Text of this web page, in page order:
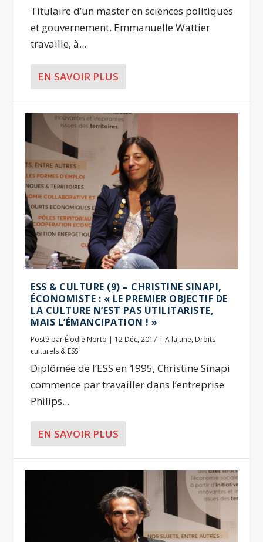
Titulaire d’un master en sciences politiques
et gouvernement, Emmanuelle Wattier
travaille, à...
EN SAVOIR PLUS
ESS & CULTURE (9) – CHRISTINE SINAPI,
ÉCONOMISTE : « LE PREMIER OBJECTIF DE
LA CULTURE N’EST PAS UTILITARISTE,
MAIS L’ÉMANCIPATION ! »
Posté par Élodie Norto | 12 Déc, 2017 |A la une, Droits
culturels & ESS
Diplômée de l’ESS en 1995, Christine Sinapi
commence par travailler dans l’entreprise
Philips...
EN SAVOIR PLUS